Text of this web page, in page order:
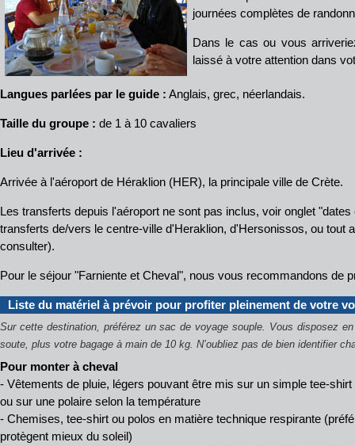
journées complètes de
Dans le cas ou vous
laissé à votre attention dans
Langues parlées par le guide : Anglais, grec, néerlandais.
Taille du groupe : de 1 à 10 cavaliers
Lieu d'arrivée :
Arrivée à l'aéroport de Héraklion (HER), la principale ville de Crète.
Les transferts depuis l'aéroport ne sont pas inclus, voir onglet
transferts de/vers le centre-ville d'Heraklion, d'Hersonissos, ou tout
consulter).
Pour le séjour "Farniente et Cheval", nous vous recommandons de
Liste du matériel à prévoir pour profiter pleinement de votre
Sur cette destination, préférez un sac de voyage souple. Vous disposez en
soute, plus votre bagage à main de 10 kg. N’oubliez pas de bien identifier
Pour monter à cheval
- Vêtements de pluie, légers pouvant être mis sur un simple tee-shirt
ou sur une polaire selon la température
- Chemises, tee-shirt ou polos en matière technique respirante
protègent mieux du soleil)